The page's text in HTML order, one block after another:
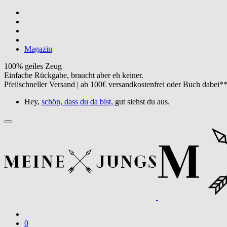
Magazin
100% geiles Zeug
Einfache Rückgabe, braucht aber eh keiner.
Pfeilschneller Versand | ab 100€ versandkostenfrei oder Buch
Hey, schön, dass du da bist, gut siehst du aus.
0